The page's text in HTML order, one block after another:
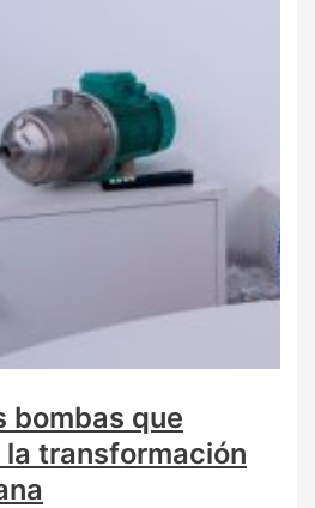
bombas que
transformación